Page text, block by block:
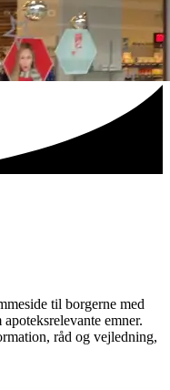
til borgerne med
emner.
råd og vejledning,